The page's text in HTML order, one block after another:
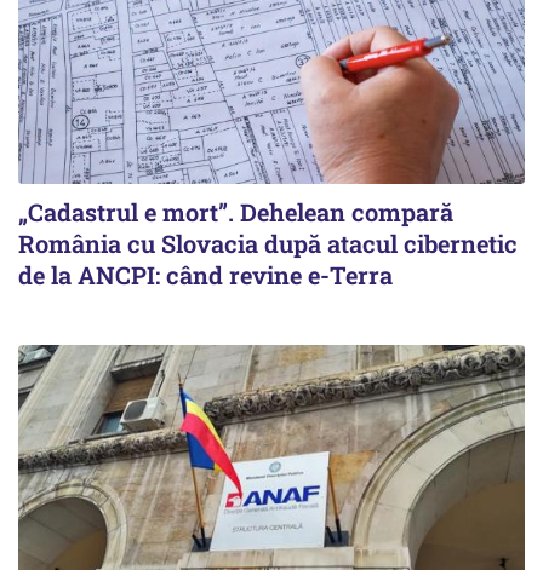
„Cadastrul e mort”. Dehelean compară
România cu Slovacia după atacul cibernetic
de la ANCPI: când revine e-Terra